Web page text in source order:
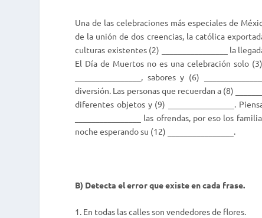
Una de las celebraciones más especiales de
de la unión de dos creencias, la católica
culturas existentes (2) ________________ la
El Día de Muertos no es una celebración solo
________________, sabores y (6)
diversión. Las personas que recuerdan a (8)
diferentes objetos y (9) ________________.
________________ las ofrendas, por eso los
noche esperando su (12) ________________.
B) Detecta el error que existe en cada frase.
1. En todas las calles son vendedores de flores.